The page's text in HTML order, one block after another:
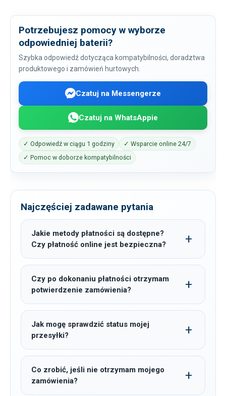
Potrzebujesz pomocy w wyborze
odpowiedniej baterii?
Szybka odpowiedź dotycząca kompatybilności, doradztwa
produktowego i zamówień hurtowych.
Czatuj na Messengerze
Czatuj na WhatsAppie
✓ Odpowiedź w ciągu 1 godziny
✓ Wsparcie online 24/7
✓ Pomoc w doborze kompatybilności
Najczęściej zadawane pytania
Jakie metody płatności są dostępne?
Czy płatność online jest bezpieczna?
Czy po dokonaniu płatności otrzymam
potwierdzenie zamówienia?
Jak mogę sprawdzić status mojej
przesyłki?
Co zrobić, jeśli nie otrzymam mojego
zamówienia?